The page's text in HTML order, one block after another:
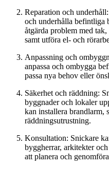
Reparation och
och underhålla befintliga
åtgärda problem med
samt utföra el- och
Anpassning och
anpassa och ombygga
passa nya behov eller
Säkerhet och räddning:
byggnader och lokaler
kan installera brandlarm,
räddningsutrustning.
Konsultation: Snickare
byggherrar, arkitekter
att planera och